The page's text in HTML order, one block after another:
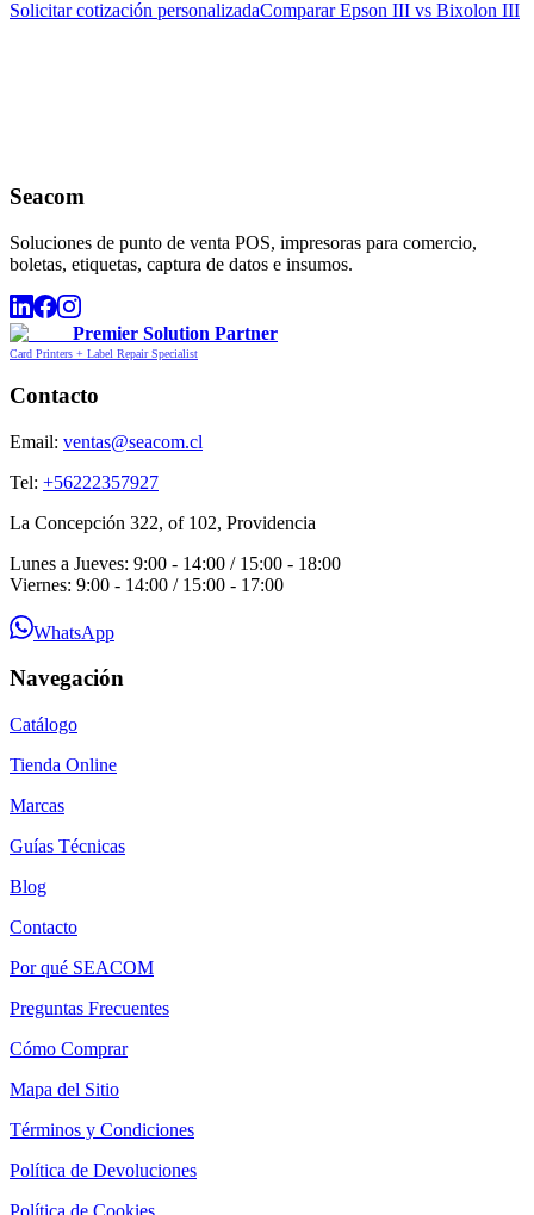
Solicitar cotización personalizadaComparar Epson III vs Bixolon III
Seacom
Soluciones de punto de venta POS, impresoras para comercio,
boletas, etiquetas, captura de datos e insumos.
Premier Solution Partner
Card Printers + Label Repair Specialist
Contacto
Email: ventas@seacom.cl
Tel: +56222357927
La Concepción 322, of 102, Providencia
Lunes a Jueves: 9:00 - 14:00 / 15:00 - 18:00
Viernes: 9:00 - 14:00 / 15:00 - 17:00
WhatsApp
Navegación
Catálogo
Tienda Online
Marcas
Guías Técnicas
Blog
Contacto
Por qué SEACOM
Preguntas Frecuentes
Cómo Comprar
Mapa del Sitio
Términos y Condiciones
Política de Devoluciones
Política de Cookies